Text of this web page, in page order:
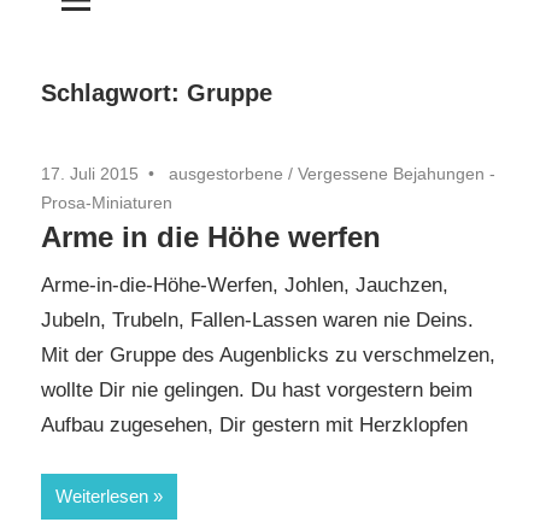
Schlagwort: Gruppe
17. Juli 2015 ausgestorbene / Vergessene Bejahungen -
Prosa-Miniaturen
Arme in die Höhe werfen
Arme-in-die-Höhe-Werfen, Johlen, Jauchzen,
Jubeln, Trubeln, Fallen-Lassen waren nie Deins.
Mit der Gruppe des Augenblicks zu verschmelzen,
wollte Dir nie gelingen. Du hast vorgestern beim
Aufbau zugesehen, Dir gestern mit Herzklopfen
Weiterlesen